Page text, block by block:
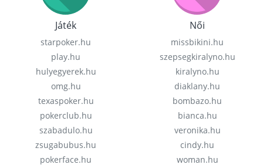
Játék
starpoker.hu
play.hu
hulyegyerek.hu
omg.hu
texaspoker.hu
pokerclub.hu
szabadulo.hu
zsugabubus.hu
pokerface.hu
Női
missbikini.hu
szepsegkiralyno.hu
kiralyno.hu
diaklany.hu
bombazo.hu
bianca.hu
veronika.hu
cindy.hu
woman.hu